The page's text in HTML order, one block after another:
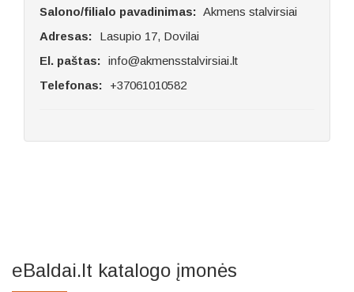
Salono/filialo pavadinimas: Akmens stalvirsiai
Adresas:
Lasupio 17, Dovilai
El. paštas: info@akmensstalvirsiai.lt
Telefonas:
+37061010582
eBaldai.lt katalogo įmonės